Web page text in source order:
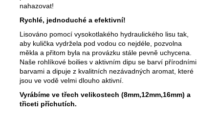
nahazovat!
Rychlé, jednoduché a efektivní!
Lisováno pomocí vysokotlakého hydraulického lisu tak,
aby kulička vydržela pod vodou co nejdéle, pozvolna
měkla a přitom byla na provázku stále pevně uchycena.
Naše rohlíkové boilies v aktivním dipu se barví přírodními
barvami a dipuje z kvalitních nezávadných aromat, které
jsou ve vodě velmi dlouho aktivní.
Vyrábíme ve třech velikostech (8mm,12mm,16mm) a
třiceti příchutích.